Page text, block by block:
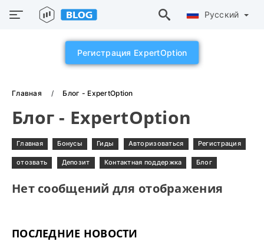
Русский
Регистрация ExpertOption
Главная Блог - ExpertOption
Блог - ExpertOption
Главная Бонусы Гиды Авторизоваться Регистрация
отозвать Депозит Контактная поддержка Блог
Нет сообщений для отображения
ПОСЛЕДНИЕ НОВОСТИ